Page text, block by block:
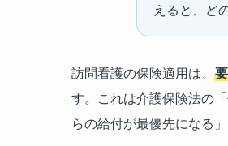
えると、ど
訪問看護の保険適用は、
す。これは介護保険法の
らの給付が最優先になる